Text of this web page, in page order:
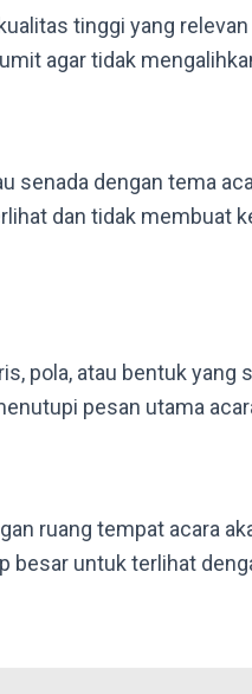
tinggi yang
agar tidak
senada dengan tema
dan tidak membuat
pola, atau bentuk yang
pesan utama
ruang tempat acara
besar untuk terlihat